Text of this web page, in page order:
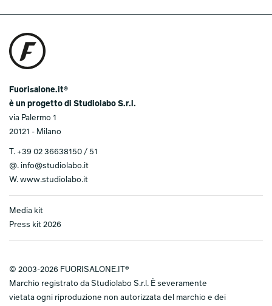
Fuorisalone.it®
è un progetto di Studiolabo S.r.l.
via Palermo 1
20121 - Milano
T. +39 02 36638150 / 51
@. info@studiolabo.it
W. www.studiolabo.it
Media kit
Press kit 2026
© 2003-2026 FUORISALONE.IT®
Marchio registrato da Studiolabo S.r.l. È severamente
vietata ogni riproduzione non autorizzata del marchio e dei